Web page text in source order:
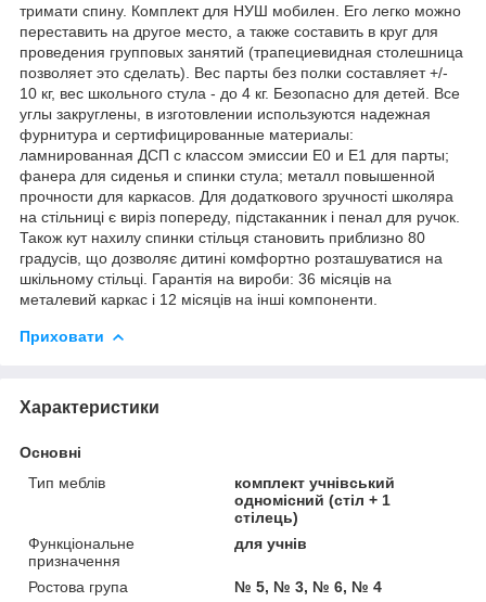
тримати спину. Комплект для НУШ мобилен. Его легко можно
переставить на другое место, а также составить в круг для
проведения групповых занятий (трапециевидная столешница
позволяет это сделать). Вес парты без полки составляет +/-
10 кг, вес школьного стула - до 4 кг. Безопасно для детей. Все
углы закруглены, в изготовлении используются надежная
фурнитура и сертифицированные материалы:
ламнированная ДСП с классом эмиссии E0 и E1 для парты;
фанера для сиденья и спинки стула; металл повышенной
прочности для каркасов. Для додаткового зручності школяра
на стільниці є виріз попереду, підстаканник і пенал для ручок.
Також кут нахилу спинки стільця становить приблизно 80
градусів, що дозволяє дитині комфортно розташуватися на
шкільному стільці. Гарантія на вироби: 36 місяців на
металевий каркас і 12 місяців на інші компоненти.
Приховати
Характеристики
Основні
Тип меблів
комплект учнівський
одномісний (стіл + 1
стілець)
Функціональне
призначення
для учнів
Ростова група
№ 5, № 3, № 6, № 4